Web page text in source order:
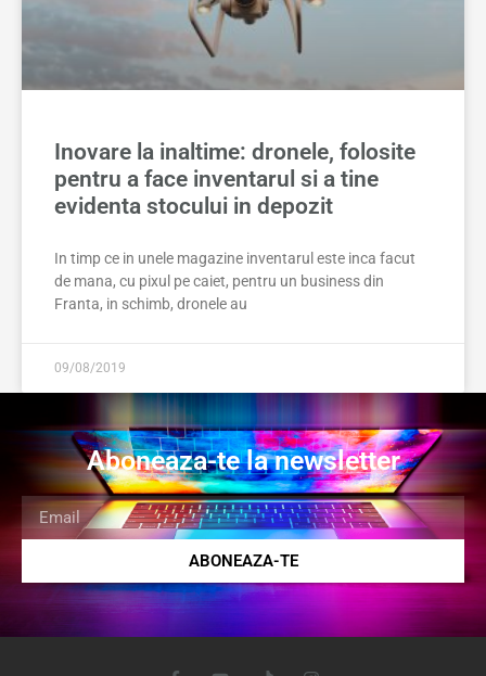
Inovare la inaltime: dronele, folosite
pentru a face inventarul si a tine
evidenta stocului in depozit
In timp ce in unele magazine inventarul este inca facut
de mana, cu pixul pe caiet, pentru un business din
Franta, in schimb, dronele au
09/08/2019
Aboneaza-te la newsletter
ABONEAZA-TE